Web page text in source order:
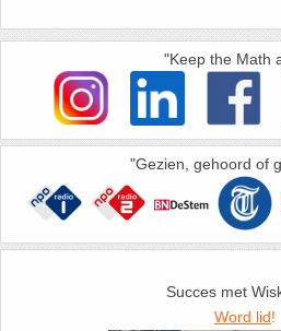
"Keep the Math
"Gezien, gehoord of
Succes met
Word lid!
30. Sinus
31. Sinusregel
32. Standaarddeviatie
33. Stelling van fermat
34. Stelling van Pythagoras